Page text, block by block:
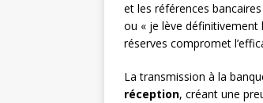
et les références
ou « je lève définitivement
réserves compromet
La transmission à la
réception, créant une